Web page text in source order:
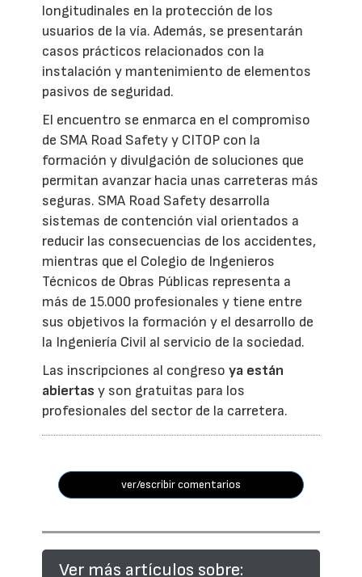
longitudinales en la protección de los
usuarios de la vía. Además, se presentarán
casos prácticos relacionados con la
instalación y mantenimiento de elementos
pasivos de seguridad.
El encuentro se enmarca en el compromiso
de SMA Road Safety y CITOP con la
formación y divulgación de soluciones que
permitan avanzar hacia unas carreteras más
seguras. SMA Road Safety desarrolla
sistemas de contención vial orientados a
reducir las consecuencias de los accidentes,
mientras que el Colegio de Ingenieros
Técnicos de Obras Públicas representa a
más de 15.000 profesionales y tiene entre
sus objetivos la formación y el desarrollo de
la Ingeniería Civil al servicio de la sociedad.
Las inscripciones al congresoya están
abiertas y son gratuitas para los
profesionales del sector de la carretera.
ver/escribir comentarios
Ver más artículos sobre: